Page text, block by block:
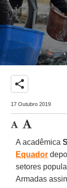
share
17 Outubro 2019
A acadêmica
Equador
setores
Armadas